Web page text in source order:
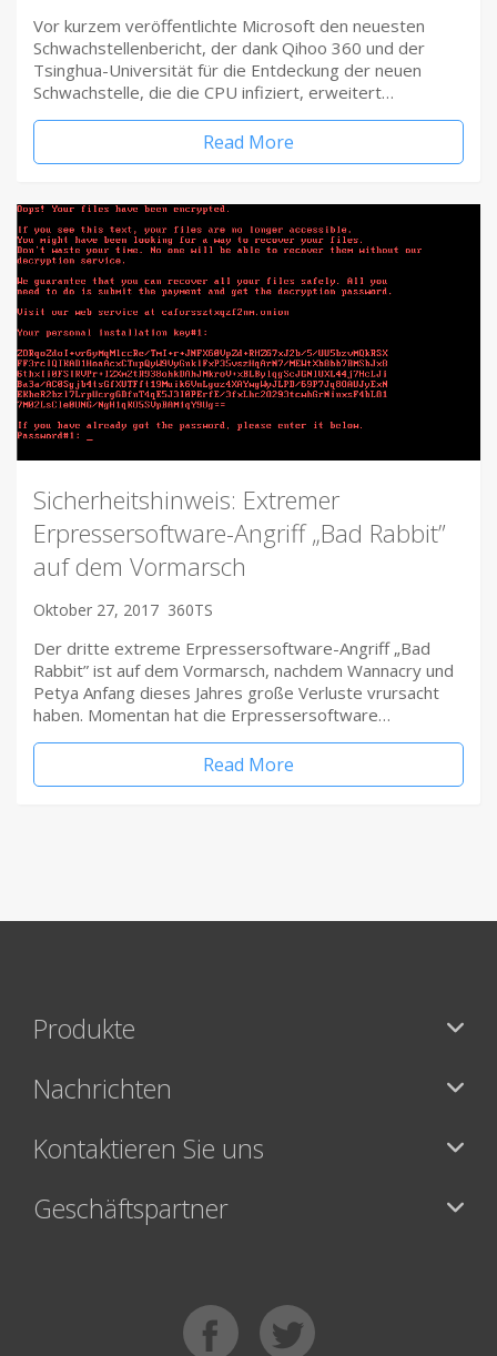
Vor kurzem veröffentlichte Microsoft den neuesten
Schwachstellenbericht, der dank Qihoo 360 und der
Tsinghua-Universität für die Entdeckung der neuen
Schwachstelle, die die CPU infiziert, erweitert…
Read More
Sicherheitshinweis: Extremer
Erpressersoftware-Angriff „Bad Rabbit”
auf dem Vormarsch
Oktober 27, 2017 360TS
Der dritte extreme Erpressersoftware-Angriff „Bad
Rabbit” ist auf dem Vormarsch, nachdem Wannacry und
Petya Anfang dieses Jahres große Verluste vrursacht
haben. Momentan hat die Erpressersoftware…
Read More
Produkte
Nachrichten
Kontaktieren Sie uns
Geschäftspartner